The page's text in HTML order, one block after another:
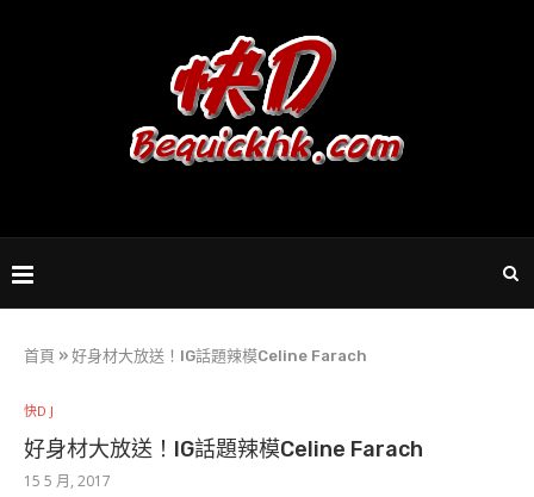
首頁 » 好身材大放送！IG話題辣模Celine Farach
快D J
好身材大放送！IG話題辣模Celine Farach
15 5 月, 2017